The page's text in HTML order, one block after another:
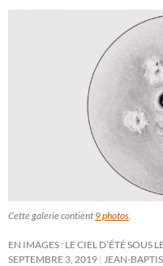
Cette galerie contient 9 photos
EN IMAGES : LE CIEL D’ÉTÉ SOUS
SEPTEMBRE 3, 2019
JEAN-